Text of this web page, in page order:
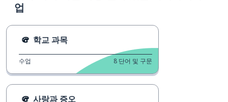
업
학교 과목
수업 8 단어 및 구문
사랑과 증오